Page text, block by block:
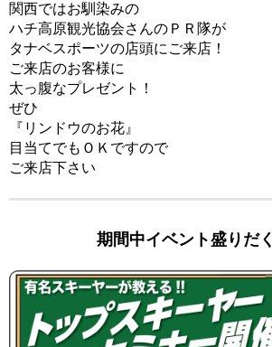
関西ではお馴染みの
ハチ高原観光協会さんのＰＲ隊が
タナベスポーツの店頭にご来店！
ご来店のお客様に
太っ腹なプレゼント！
ぜひ
『リンドウのお花』
目当てでもＯＫですので
ご来店下さい
期間中イベント盛りだ